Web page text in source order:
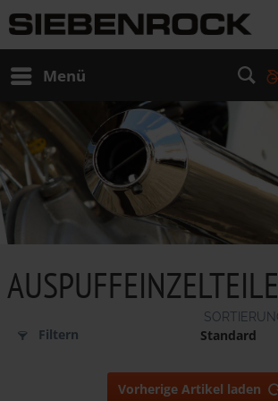
Menü
AUSPUFFEINZELTEILE
Filtern
Vorherige Artikel laden